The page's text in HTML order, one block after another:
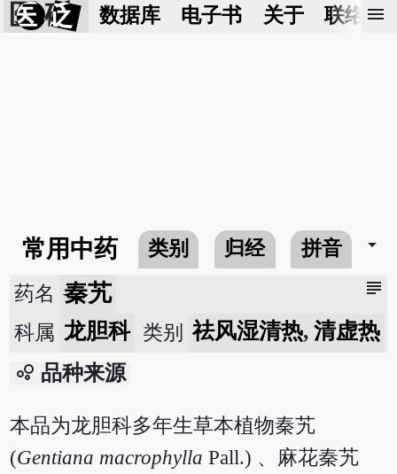
医 砭 数据库 电子书 关于 联络我
menu
常用中药 类别 归经 拼音 arrow_drop_down
subject
药名 秦艽
科属 龙胆科 类别 祛风湿清热, 清虚热
bubble_chart 品种来源
本品为龙胆科多年生草本植物秦艽
(Gentiana macrophylla Pall.) 、麻花秦艽